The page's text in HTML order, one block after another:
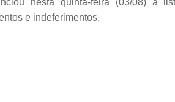
nesta quinta-feira (03/08) a
e indeferimentos.